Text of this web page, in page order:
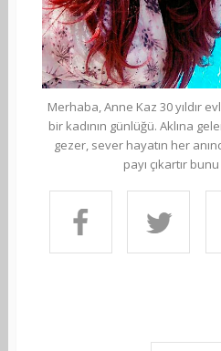
Merhaba, Anne Kaz 30 yıldır
bir kadının günlüğü. Aklına
gezer, sever hayatın her
payı çıkartır